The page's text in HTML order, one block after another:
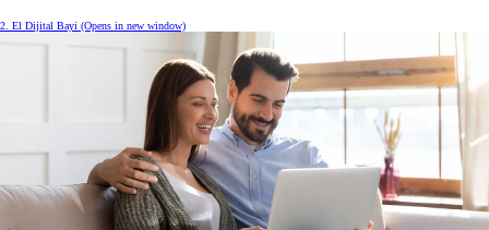
2. El Dijital Bayi (Opens in new window)